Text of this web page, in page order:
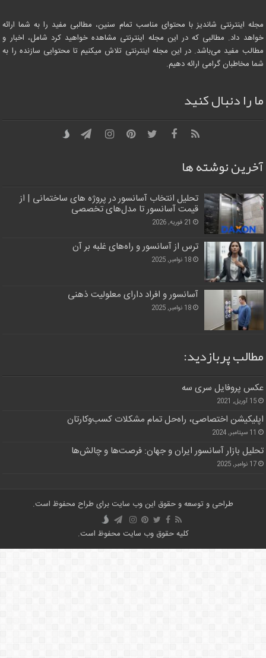
مجله اینترنتی شاندیز با محتوای مناسب تمام سنین، مطالبی مفید را به شما ارائه
خواهد داد. مطالبی که در این مجله اینترنتی مشاهده خواهید کرد شامل، اخبار و
مطالب مفید می‌باشد. در این مجله اینترنتی تلاش میکنیم تا محتوایی سازنده را به
شما مخاطبان گرامی ارائه دهیم.
ما را دنبال کنید
آخرین نوشته ها
تحلیل انتخاب آسانسور در پروژه‌ های ساختمانی | از
قیمت آسانسور تا مدل‌های تخصصی
21 فوریه, 2026
ترس از آسانسور و راه‌های غلبه بر آن
18 نوامبر, 2025
آسانسور و افراد دارای معلولیت ذهنی
18 نوامبر, 2025
مطالب پربازدید:
عکس پروفایل سری سه
15 آوریل, 2021
اپلیکیشن اختصاصی، راه‌حل تمام مشکلات کسب‌وکارتان
11 سپتامبر, 2024
تحلیل بازار آسانسور ایران و جهان: فرصت‌ها و چالش‌ها
17 نوامبر, 2025
طراحی و توسعه و حقوق این وب سایت برای طراح محفوظ است.
کلیه حقوق وب سایت محفوظ است.